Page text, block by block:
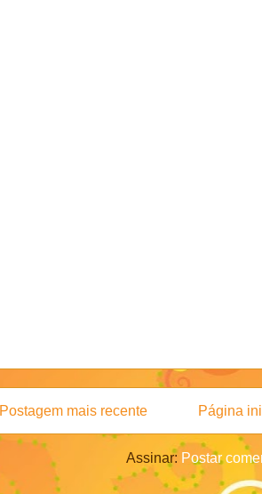
Postagem mais recente Página
Assinar: Postar